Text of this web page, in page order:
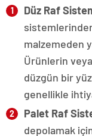
Düz Raf
malzemeden
Ürünlerin
düzgün bir
genellikle
Palet Raf
depolamak